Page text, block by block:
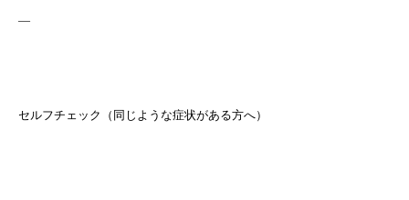
—
セルフチェック（同じような症状がある方へ）